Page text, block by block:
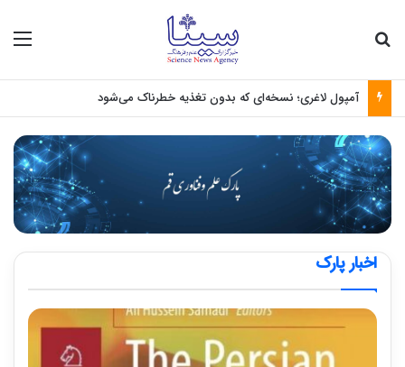
آمپول لاغری؛ نسخه‌ای که بدون تغذیه خطرناک می‌شود
اخبار پارک